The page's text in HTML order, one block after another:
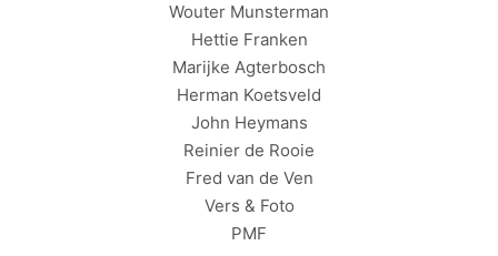
Wouter Munsterman
Hettie Franken
Marijke Agterbosch
Herman Koetsveld
John Heymans
Reinier de Rooie
Fred van de Ven
Vers & Foto
PMF